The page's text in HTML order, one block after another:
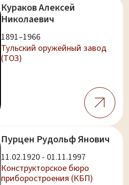
Кураков Алексей
Николаевич
1891–1966
Тульский оружейный завод
(ТОЗ)
Пурцен Рудольф Янович
11.02.1920 - 01.11.1997
Конструкторское бюро
приборостроения (КБП)